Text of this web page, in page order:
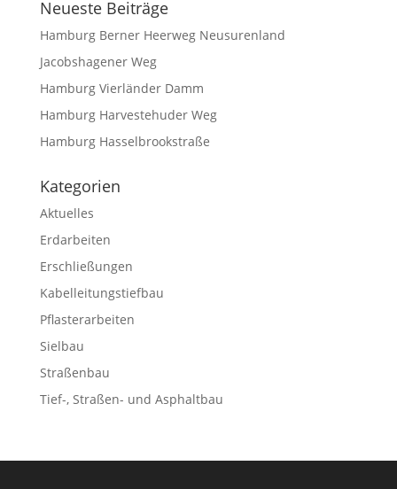
Neueste Beiträge
Hamburg Berner Heerweg Neusurenland
Jacobshagener Weg
Hamburg Vierländer Damm
Hamburg Harvestehuder Weg
Hamburg Hasselbrookstraße
Kategorien
Aktuelles
Erdarbeiten
Erschließungen
Kabelleitungstiefbau
Pflasterarbeiten
Sielbau
Straßenbau
Tief-, Straßen- und Asphaltbau